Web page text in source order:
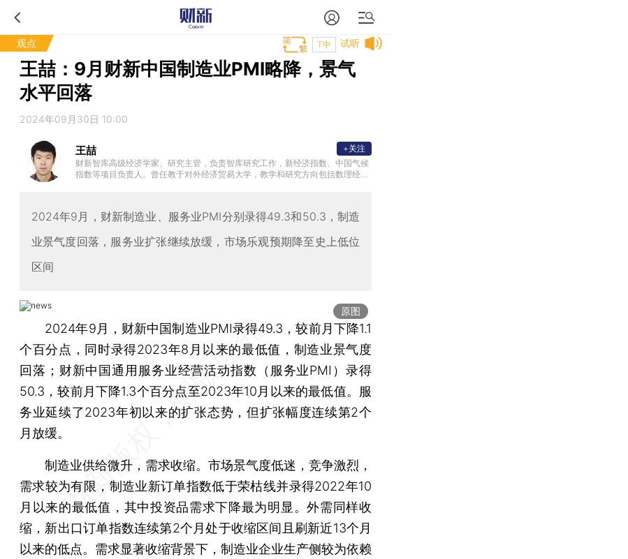
观点 试听
T中
王喆：9月财新中国制造业PMI略降，景气
水平回落
2024年09月30日 10:00
王喆
财新智库高级经济学家、研究主管，负责智库研究工作，新经济指数、中国气候
指数等项目负责人。曾任教于对外经济贸易大学，教学和研究方向包括数理经济
+关注
2024年9月，财新制造业、服务业PMI分别录得49.3和50.3，制造
业景气度回落，服务业扩张继续放缓，市场乐观预期降至史上低位
区间
原图
2024年9月，财新中国制造业PMI录得49.3，较前月下降1.1
个百分点，同时录得2023年8月以来的最低值，制造业景气度
回落；财新中国通用服务业经营活动指数（服务业PMI）录得
50.3，较前月下降1.3个百分点至2023年10月以来的最低值。服
务业延续了2023年初以来的扩张态势，但扩张幅度连续第2个
月放缓。
制造业供给微升，需求收缩。市场景气度低迷，竞争激烈，
需求较为有限，制造业新订单指数低于荣枯线并录得2022年10
月以来的最低值，其中投资品需求下降最为明显。外需同样收
缩，新出口订单指数连续第2个月处于收缩区间且刷新近13个月
以来的低点。需求显著收缩背景下，制造业企业生产侧较为依赖